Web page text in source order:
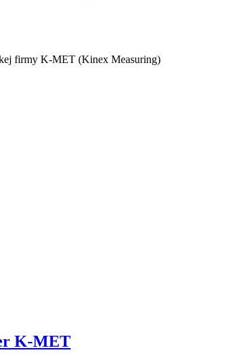
firmy K-MET (Kinex Measuring)
K-MET